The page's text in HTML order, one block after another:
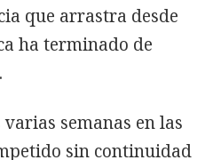
que arrastra desde
ha terminado de
semanas en las
sin continuidad